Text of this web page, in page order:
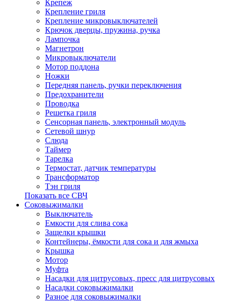
Крепеж
Крепление гриля
Крепление микровыключателей
Крючок дверцы, пружина, ручка
Лампочка
Магнетрон
Микровыключатели
Мотор поддона
Ножки
Передняя панель, ручки переключения
Предохранители
Проводка
Решетка гриля
Сенсорная панель, электронный модуль
Сетевой шнур
Слюда
Таймер
Тарелка
Термостат, датчик температуры
Трансформатор
Тэн гриля
Показать все СВЧ
Соковыжималки
Выключатель
Емкости для слива сока
Защелки крышки
Контейнеры, ёмкости для сока и для жмыха
Крышка
Мотор
Муфта
Насадки для цитрусовых, пресс для цитрусовых
Насадки соковыжималки
Разное для соковыжималки